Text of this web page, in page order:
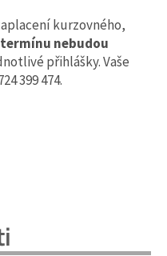
kurzovného,
nebudou
přihlášky. Vaše
399 474.